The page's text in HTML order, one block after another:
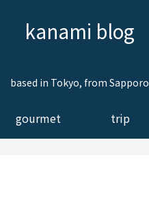
kanami blog
based in Tokyo, from Sapporo
gourmet trip